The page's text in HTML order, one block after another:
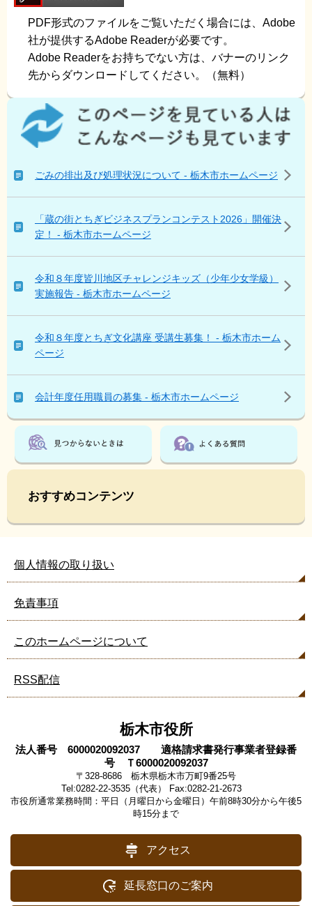
PDF形式のファイルをご覧いただく場合には、Adobe
社が提供するAdobe Readerが必要です。
Adobe Readerをお持ちでない方は、バナーのリンク
先からダウンロードしてください。（無料）
こ
ペ
ジ
を
見
い
人
こ
な
ー
も
見
て
い
す
ごみの排出及び処理状況について - 栃木市ホームページ
「蔵の街とちぎビジネスプランコンテスト2026」開催決
定！ - 栃木市ホームページ
令和８年度皆川地区チャレンジキッズ（少年少女学級）
実施報告 - 栃木市ホームページ
令和８年度とちぎ文化講座 受講生募集！ - 栃木市ホーム
ページ
会計年度任用職員の募集 - 栃木市ホームページ
おすすめコンテンツ
個人情報の取り扱い
免責事項
このホームページについて
RSS配信
栃木市役所
法人番号 6000020092037 適格請求書発行事業者登録番
号 Ｔ6000020092037
〒328-8686 栃木県栃木市万町9番25号
Tel:0282-22-3535（代表） Fax:0282-21-2673
市役所通常業務時間：平日（月曜日から金曜日）午前8時30分から午後5
時15分まで
アクセス
延長窓口のご案内